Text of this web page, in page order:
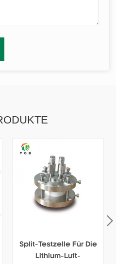
Die
Split-Testzelle Für
E-